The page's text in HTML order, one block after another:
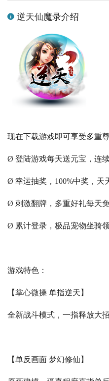
逆天仙魔录介绍
现在下载游戏即可享受多重
Ø 登陆游戏每天送元宝，连
Ø 幸运抽奖，100%中奖，天
Ø 刺激翻牌，多重好礼每天
Ø 累计登录，极品宠物坐骑领
游戏特色：
【掌心微操 单指逆天】
全新战斗模式，一指释放大
【单反画面 梦幻修仙】